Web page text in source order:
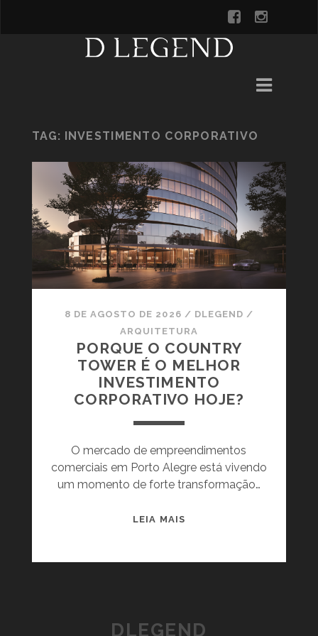
TAG: INVESTIMENTO CORPORATIVO
8 DE AGOSTO DE 2026 / DLEGEND /
ARQUITETURA
PORQUE O COUNTRY
TOWER É O MELHOR
INVESTIMENTO
CORPORATIVO HOJE?
O mercado de empreendimentos
comerciais em Porto Alegre está vivendo
um momento de forte transformação…
LEIA MAIS
O
DLEGEND